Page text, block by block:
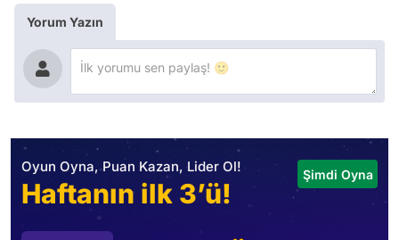
Yorum Yazın
Oyun Oyna, Puan Kazan, Lider Ol!
Haftanın ilk 3’ü!
Şimdi Oyna